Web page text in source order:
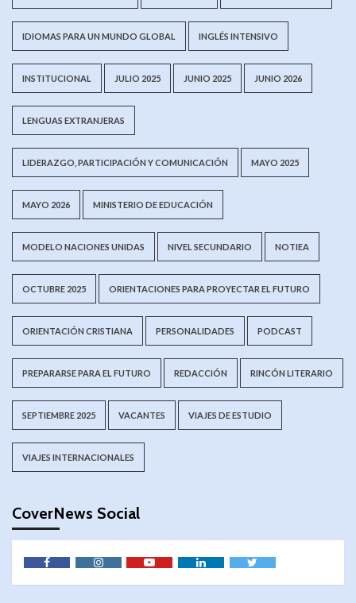
IDIOMAS PARA UN MUNDO GLOBAL INGLÉS INTENSIVO
INSTITUCIONAL JULIO 2025 JUNIO 2025 JUNIO 2026
LENGUAS EXTRANJERAS
LIDERAZGO, PARTICIPACIÓN Y COMUNICACIÓN MAYO 2025
MAYO 2026 MINISTERIO DE EDUCACIÓN
MODELO NACIONES UNIDAS NIVEL SECUNDARIO NOTIEA
OCTUBRE 2025 ORIENTACIONES PARA PROYECTAR EL FUTURO
ORIENTACIÓN CRISTIANA PERSONALIDADES PODCAST
PREPARARSE PARA EL FUTURO REDACCIÓN RINCÓN LITERARIO
SEPTIEMBRE 2025 VACANTES VIAJES DE ESTUDIO
VIAJES INTERNACIONALES
CoverNews Social